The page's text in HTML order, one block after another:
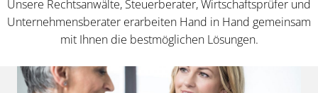
Unsere Rechtsanwälte, Steuerberater, Wirtschaftsprüfer und
Unternehmensberater erarbeiten Hand in Hand gemeinsam
mit Ihnen die bestmöglichen Lösungen.